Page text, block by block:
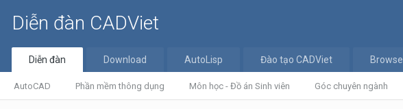
Diễn đàn CADViet
Diễn đàn
AutoCAD Phần mềm thông dụng Môn học - Đồ án Sinh viên Góc chuyên ngành
Download AutoLisp Đào tạo CADViet Browse